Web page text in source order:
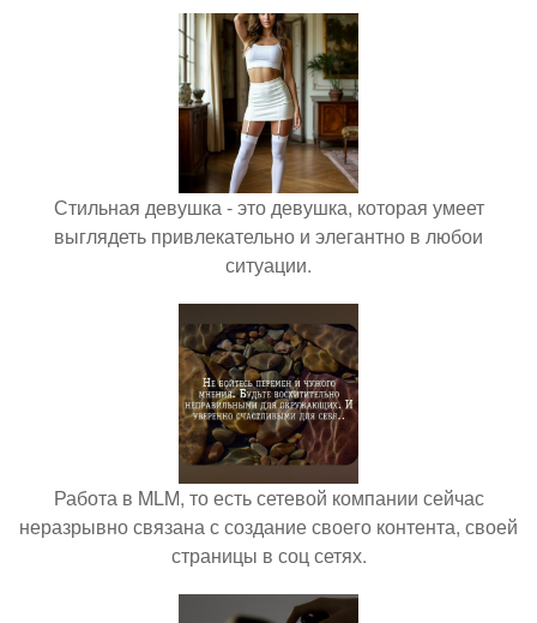
Стильная девушка - это девушка, которая умеет
выглядеть привлекательно и элегантно в любои
ситуации.
Работа в MLM, то есть сетевой компании сейчас
неразрывно связана с создание своего контента, своей
страницы в соц сетях.